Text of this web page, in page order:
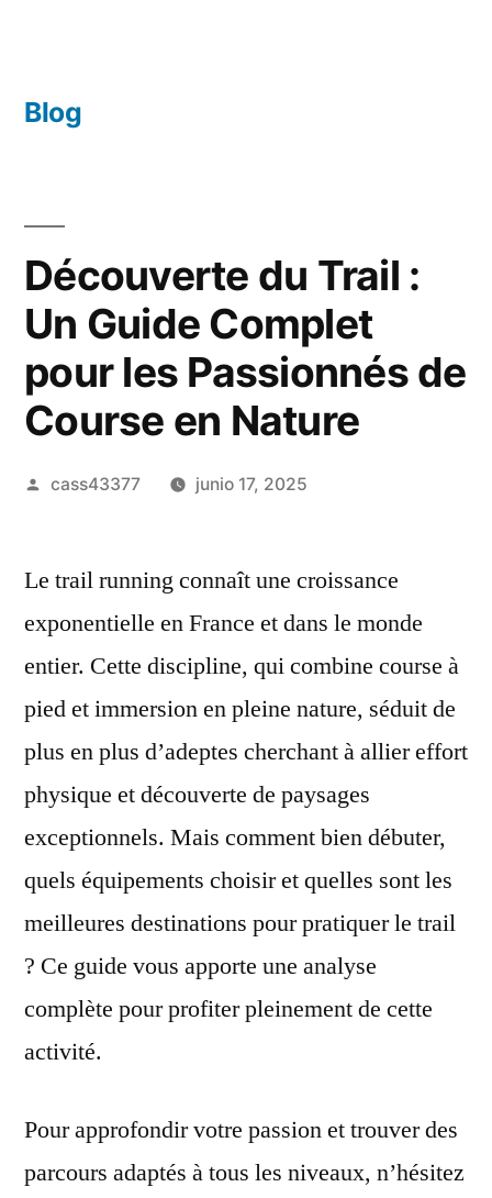
contenido
Blog
Découverte du Trail :
Un Guide Complet
pour les Passionnés de
Course en Nature
Publicado
cass43377 junio 17, 2025
Le trail running connaît une croissance
exponentielle en France et dans le monde
entier. Cette discipline, qui combine course à
pied et immersion en pleine nature, séduit de
plus en plus d’adeptes cherchant à allier effort
physique et découverte de paysages
exceptionnels. Mais comment bien débuter,
quels équipements choisir et quelles sont les
meilleures destinations pour pratiquer le trail
? Ce guide vous apporte une analyse
complète pour profiter pleinement de cette
activité.
Pour approfondir votre passion et trouver des
parcours adaptés à tous les niveaux, n’hésitez